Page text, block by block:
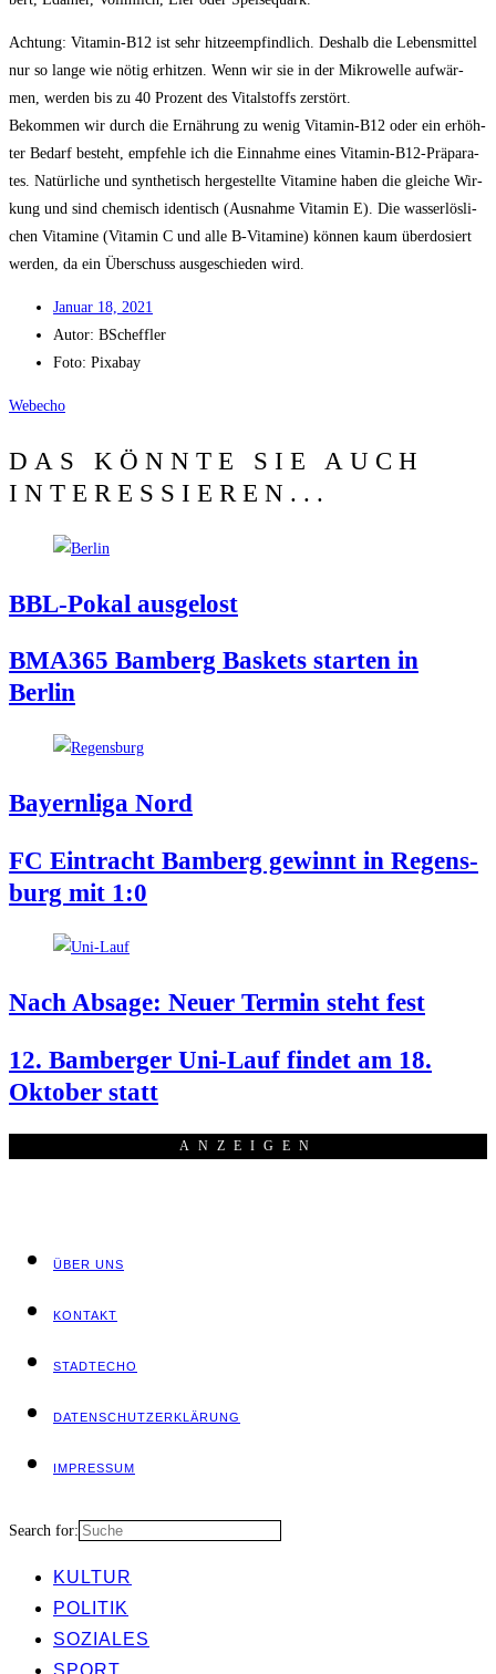
Ach­tung: Vit­amin-B12 ist sehr hit­ze­emp­find­lich. Des­halb die Lebens­mit­tel
nur so lan­ge wie nötig erhit­zen. Wenn wir sie in der Mikro­wel­le auf­wär­
men, wer­den bis zu 40 Pro­zent des Vital­stoffs zer­stört.
Bekom­men wir durch die Ernäh­rung zu wenig Vit­amin-B12 oder ein erhöh­
ter Bedarf besteht, emp­feh­le ich die Ein­nah­me eines Vit­amin-B12-Prä­pa­ra­
tes. Natür­li­che und syn­the­tisch her­ge­stell­te Vit­ami­ne haben die glei­che Wir­
kung und sind che­misch iden­tisch (Aus­nah­me Vit­amin E). Die was­ser­lös­li­
chen Vit­ami­ne (Vit­amin C und alle B‑Vitamine) kön­nen kaum über­do­siert
wer­den, da ein Über­schuss aus­ge­schie­den wird.
Janu­ar 18, 2021
Autor: BScheffler
Foto: Pixabay
Web­echo
DAS KÖNNTE SIE AUCH
INTERESSIEREN...
BBL-Pokal aus­ge­lost
BMA365 Bam­berg Bas­kets star­ten in
Berlin
Bay­ern­li­ga Nord
FC Ein­tracht Bam­berg gewinnt in Regens­
burg mit 1:0
Nach Absa­ge: Neu­er Ter­min steht fest
12. Bam­ber­ger Uni-Lauf fin­det am 18.
Okto­ber statt
ANZEI­GEN
ÜBER UNS
KON­TAKT
STADT­ECHO
DATEN­SCHUTZ­ER­KLÄ­RUNG
IMPRES­SUM
Search for:
KUL­TUR
POLI­TIK
SOZIA­LES
SPORT